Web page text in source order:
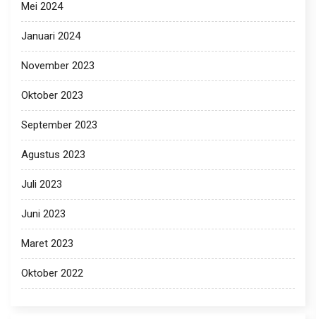
Mei 2024
Januari 2024
November 2023
Oktober 2023
September 2023
Agustus 2023
Juli 2023
Juni 2023
Maret 2023
Oktober 2022